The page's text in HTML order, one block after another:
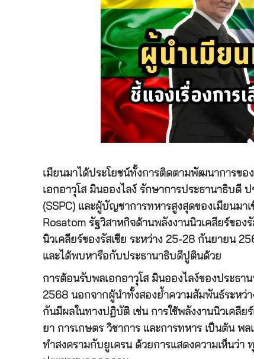
เมียนมาได้ประโยชน์ทั้งการติดตามพัฒนาการขอ
เอกอาวุโส มินอองไลง์ รักษาการประธานาธิบดี
(SSPC) และผู้บัญชาการทหารสูงสุดของเมียนมา
Rosatom รัฐวิสาหกิจด้านพลังงานนิวเคลียร์ขอ
นิวเคลียร์ของรัสเซีย ระหว่าง 25-28 กันยายน
และได้พบหารือกับประธานาธิบดีปูตินด้วย
การต้อนรับพลเอกอาวุโส มินอองไลง์ของประธ
2568 นอกจากผู้นำทั้งสองย้ำความสัมพันธ์ระหว่
กันมีผลในทางปฏิบัติ เช่น การใช้พลังงานนิวเคลี
ยา การเกษตร วิชาการ และการทหาร เป็นต้น พ
ทำสงครามกับยูเครน ด้วยการแสดงความเห็นว่